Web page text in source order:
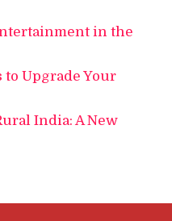
in the
to Upgrade Your
India: A New